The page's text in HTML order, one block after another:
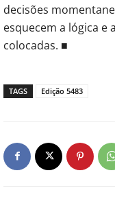
decisões
esquecem a lógica e
colocadas. ■
TAGS Edição 5483